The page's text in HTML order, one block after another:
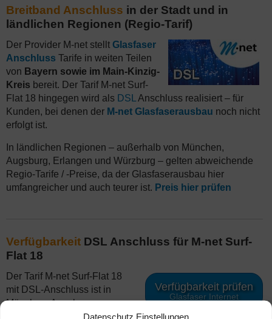
Datenschutz Einstellungen
Breitband Anschluss in der Stadt und in
ländlichen Regionen (Regio-Tarif)
Der Provider M-net stellt Glasfaser
Anschluss Tarife in weiten Teilen
von Bayern sowie im Main-Kinzig-
Kreis bereit. Der Tarif M-net Surf-
Flat 18 hingegen wird als DSL
Anschluss realisiert – für
Kunden, bei denen der M-net Glasfaserausbau noch nicht
erfolgt ist.
In ländlichen Regionen – außerhalb von München,
Augsburg, Erlangen und Würzburg – gelten abweichende
Regio-Tarife / -Preise, da der Glasfaserausbau hier
umfangreicher und auch teurer ist. Preis hier prüfen
Verfügbarkeit DSL Anschluss für M-net Surf-
Flat 18
Verfügbarkeit prüfen
Glasfaser Internet
Der Tarif M-net Surf-Flat 18
mit DSL-Anschluss ist in
München, Augsburg,
Erlangen und Würzburg